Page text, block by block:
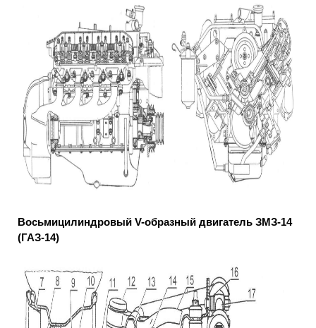
Восьмицилиндровый V-образный двигатель ЗМЗ-14
(ГАЗ-14)